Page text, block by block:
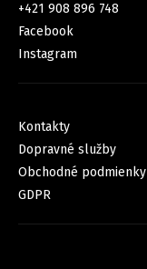
+421 908 896 748
Facebook
Instagram
Kontakty
Dopravné služby
Obchodné podmienky
GDPR